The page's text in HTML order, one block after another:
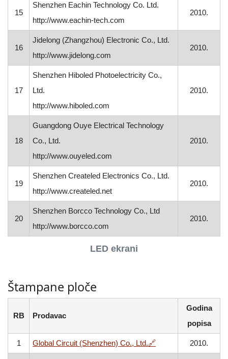
LED ekrani
15
Shenzhen Eachin Technology Co. Ltd.
http://www.eachin-tech.com
2010.
16
Jidelong (Zhangzhou) Electronic Co., Ltd.
http://www.jidelong.com
2010.
17
Shenzhen Hiboled Photoelectricity Co.,
Ltd.
http://www.hiboled.com
2010.
18
Guangdong Ouye Electrical Technology
Co., Ltd.
http://www.ouyeled.com
2010.
19
Shenzhen Createled Electronics Co., Ltd.
http://www.createled.net
2010.
20
Shenzhen Borcco Technology Co., Ltd
http://www.borcco.com
2010.
Štampane ploče
RB Prodavac
Godina
popisa
1 Global Circuit (Shenzhen) Co., Ltd.🔗, otvara se u novom
2010.